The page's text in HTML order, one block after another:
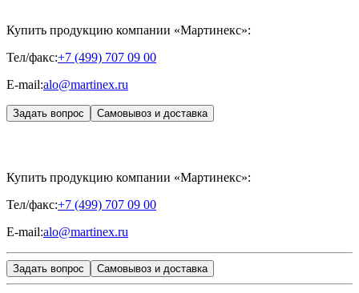
Купить продукцию компании «Мартинекс»:
Тел/факс:+7 (499) 707 09 00
E-mail:alo@martinex.ru
Задать вопрос Самовывоз и доставка
Купить продукцию компании «Мартинекс»:
Тел/факс:+7 (499) 707 09 00
E-mail:alo@martinex.ru
Задать вопрос Самовывоз и доставка